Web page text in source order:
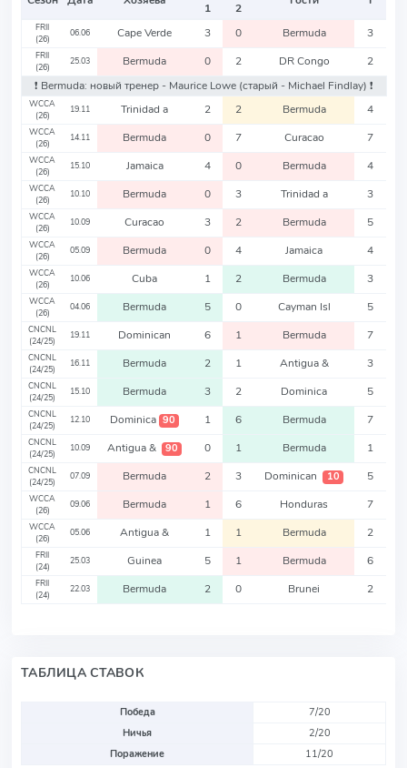
1
2
FRII
(26)
06.06 Cape Verde 3 0 Bermuda 3
FRII
(26)
25.03 Bermuda 0 2 DR Congo
2
❗️ Bermuda: новый тренер - Maurice Lowe (старый - Michael Findlay) ❗️
WCCA
(26)
19.11 Trinidad a 2 2 Bermuda 4
WCCA
(26)
14.11 Bermuda 0 7 Curacao 7
WCCA
(26)
15.10 Jamaica 4 0 Bermuda 4
WCCA
(26)
10.10 Bermuda 0 3 Trinidad a 3
WCCA
(26)
10.09 Curacao 3 2 Bermuda 5
WCCA
(26)
05.09 Bermuda 0 4 Jamaica 4
WCCA
(26)
10.06 Cuba 1 2 Bermuda 3
WCCA
(26)
04.06 Bermuda 5 0 Cayman Isl 5
CNCNL
(24/25)
19.11 Dominican 6 1 Bermuda 7
CNCNL
(24/25)
16.11 Bermuda 2 1 Antigua & 3
CNCNL
(24/25)
15.10 Bermuda 3 2 Dominica 5
CNCNL
(24/25)
12.10 Dominica 90 1 6 Bermuda 7
CNCNL
(24/25)
10.09 Antigua & 90 0 1 Bermuda 1
CNCNL
(24/25)
07.09 Bermuda 2 3 Dominican 10 5
WCCA
(26)
09.06 Bermuda 1 6 Honduras 7
WCCA
(26)
05.06 Antigua & 1 1 Bermuda 2
FRII
(24)
25.03 Guinea 5 1 Bermuda 6
FRII
(24)
22.03 Bermuda 2 0 Brunei 2
ТАБЛИЦА СТАВОК
Победа
7/20
Ничья
2/20
Поражение
11/20